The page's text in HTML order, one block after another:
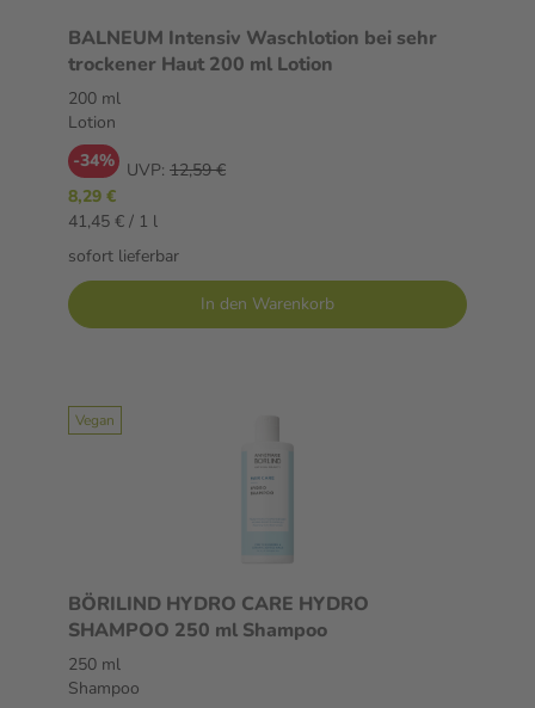
BALNEUM Intensiv Waschlotion bei sehr
trockener Haut 200 ml Lotion
200 ml
Lotion
-34% UVP: 12,59 €
8,29 €
41,45 € / 1 l
sofort lieferbar
In den Warenkorb
Vegan
BÖRILIND HYDRO CARE HYDRO
SHAMPOO 250 ml Shampoo
250 ml
Shampoo